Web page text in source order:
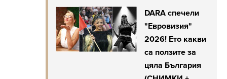
DARA спечели
"Евровизия"
2026! Ето какви
са ползите за
цяла България